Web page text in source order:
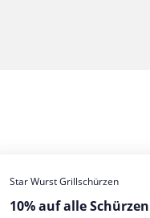
Star Wurst Grillschürzen
10% auf alle Schürzen